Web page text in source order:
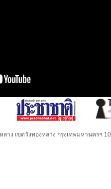
าง เขตวังทองหลาง กรุงเทพมหานครฯ